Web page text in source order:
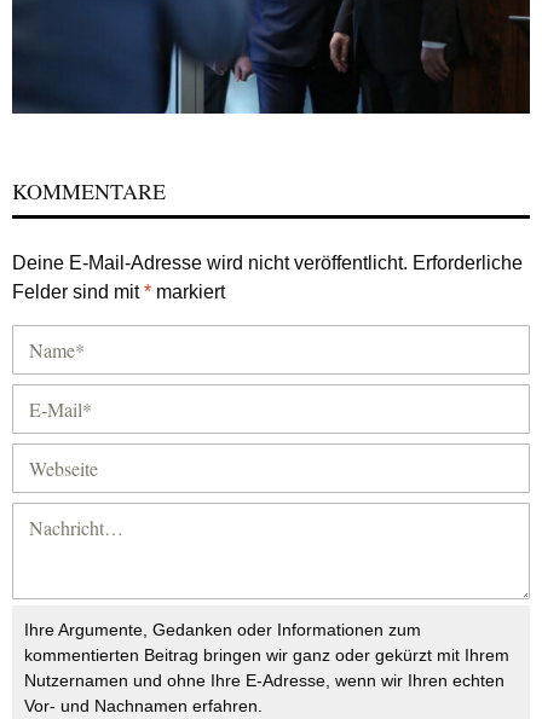
KOMMENTARE
Deine E-Mail-Adresse wird nicht veröffentlicht. Erforderliche
Felder sind mit* markiert
Ihre Argumente, Gedanken oder Informationen zum
kommentierten Beitrag bringen wir ganz oder gekürzt mit Ihrem
Nutzernamen und ohne Ihre E-Adresse, wenn wir Ihren echten
Vor- und Nachnamen erfahren.